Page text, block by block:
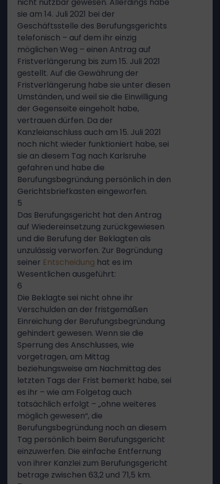
sie am 14. Juli 2021 bei der
Geschäftsstelle des Berufungsgerichts
telefonisch – auf dem ihr einzig
möglichen Weg – einen Antrag auf
Fristverlängerung bis zum 15. Juli 2021
gestellt. Auf die Gewährung der
Fristverlängerung habe sie unter diesen
Umständen, und weil sie die Einwilligung
der Gegenseite eingeholt habe,
vertrauen dürfen. Da der
Kanzleianschluss auch am 15. Juli 2021
noch nicht wieder funktioniert habe, sei
sie an diesem Tag nach Karlsruhe
gefahren und habe die
Berufungsbegründung persönlich in den
Gerichtsbriefkasten eingeworfen.
5
Das Berufungsgericht hat den Antrag
auf Wiedereinsetzung zurückgewiesen
und die Berufung der Beklagten als
unzulässig verworfen. Zur Begründung
seiner Entscheidung hat es im
Wesentlichen ausgeführt:
6
Die Beklagte sei nicht ohne ihr
Verschulden an der fristgemäßen
Einreichung der Berufungsbegründung
gehindert gewesen. Wenn sie die
Sperrung des Anschlusses, wie
vorgetragen, am Mittag
beziehungsweise am Nachmittag des
letzten Tags der Frist bemerkt habe, sei
es ihr – wie am Folgetag auch
tatsächlich erfolgt – „ohne weiteres
möglich gewesen“, die
Berufungsbegründung noch an diesem
Tag persönlich beim Berufungsgericht
einzuwerfen. Die einfache Entfernung
von ihrer Kanzlei zum Berufungsgericht
betrage zwischen 63,2 und 71,5 km.